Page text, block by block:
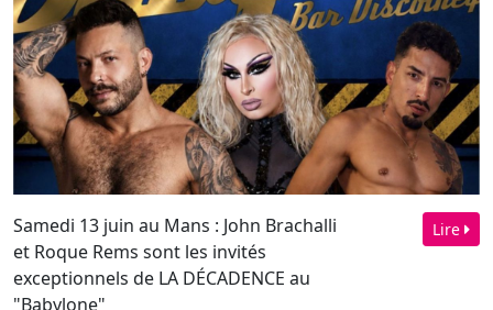
Samedi 13 juin au Mans : John Brachalli
et Roque Rems sont les invités
exceptionnels de LA DÉCADENCE au
"Babylone"
Lire